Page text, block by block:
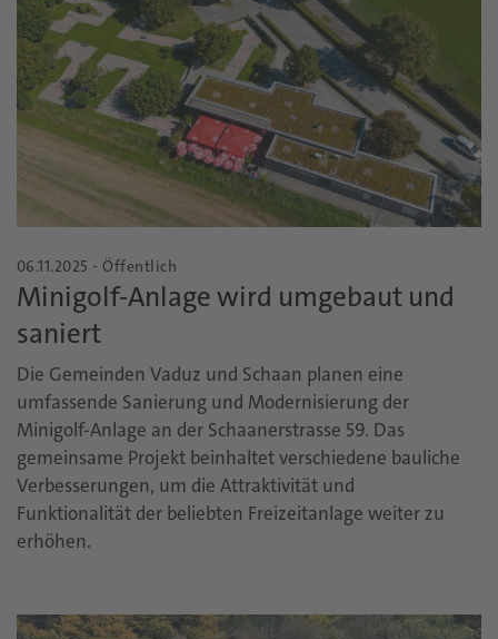
06.11.2025 - Öffentlich
Minigolf-Anlage wird umgebaut und
saniert
Die Gemeinden Vaduz und Schaan planen eine
umfassende Sanierung und Modernisierung der
Minigolf-Anlage an der Schaanerstrasse 59. Das
gemeinsame Projekt beinhaltet verschiedene bauliche
Verbesserungen, um die Attraktivität und
Funktionalität der beliebten Freizeitanlage weiter zu
erhöhen.